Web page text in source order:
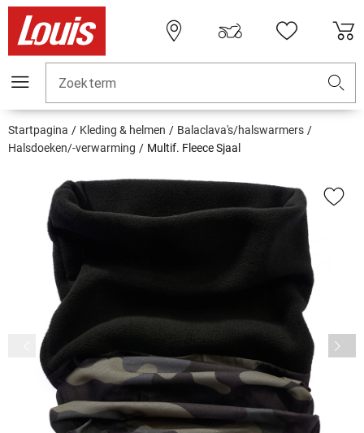
Zoekterm
Startpagina Kleding & helmen
Balaclava's/halswarmers
Halsdoeken/-verwarming
Multif. Fleece Sjaal